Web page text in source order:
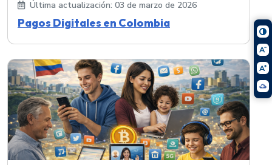
Última actualización: 03 de marzo de 2026
Pagos Digitales en Colombia